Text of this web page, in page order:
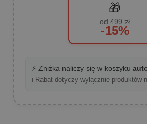
🎁
od 499 zł
-15%
⚡ Zniżka naliczy się w koszyku
ℹ️ Rabat dotyczy wyłącznie produktów